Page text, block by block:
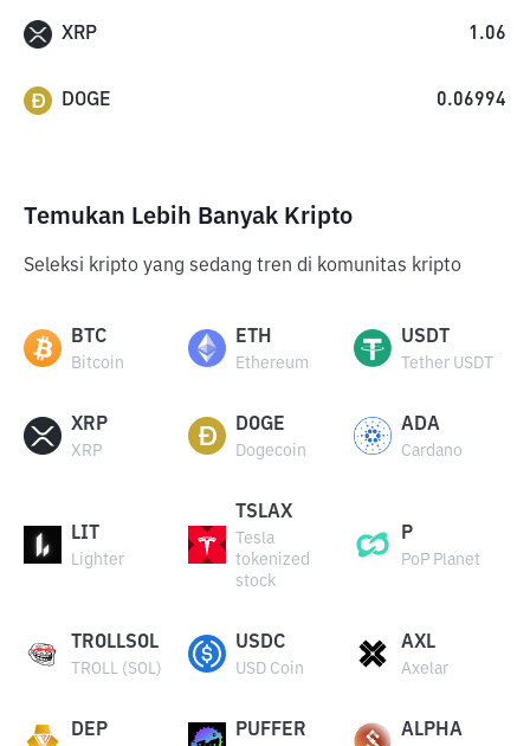
XRP 1.06
DOGE 0.06994
Temukan Lebih Banyak Kripto
Seleksi kripto yang sedang tren di komunitas kripto
BTC
Bitcoin
ETH
Ethereum
USDT
Tether USDT
XRP
XRP
DOGE
Dogecoin
ADA
Cardano
LIT
Lighter
TSLAX
Tesla
tokenized
stock
P
PoP Planet
TROLLSOL
TROLL (SOL)
USDC
USD Coin
AXL
Axelar
DEP PUFFER ALPHA